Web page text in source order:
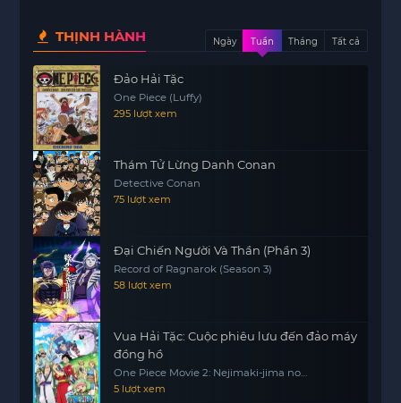
THỊNH HÀNH Ngày Tuần Tháng Tất cả
Đảo Hải Tặc
One Piece (Luffy)
295 lượt xem
Thám Tử Lừng Danh Conan
Detective Conan
75 lượt xem
Đại Chiến Người Và Thần (Phần 3)
Record of Ragnarok (Season 3)
58 lượt xem
Vua Hải Tặc: Cuộc phiêu lưu đến đảo máy
đồng hồ
One Piece Movie 2: Nejimaki-jima no
Daibouken, One Piece: Nejimakijima no
Bouken, One Piece: Nejimaki Shima no
5 lượt xem